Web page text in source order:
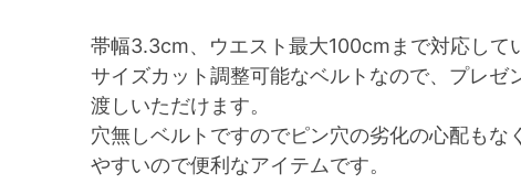
帯幅3.3cm、ウエスト最大100cmまで対応して
サイズカット調整可能なベルトなので、プレゼ
渡しいただけます。
穴無しベルトですのでピン穴の劣化の心配もな
やすいので便利なアイテムです。